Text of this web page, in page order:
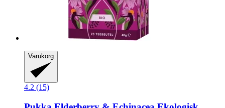
Varukorg
4.2 (15)